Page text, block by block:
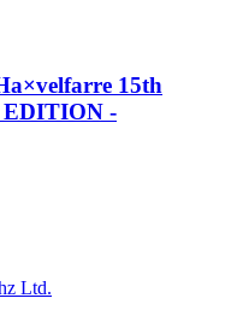
15th
-
Ltd.